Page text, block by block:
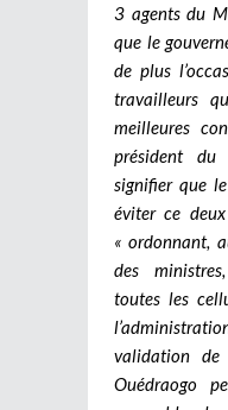
3 agents du
que le
de plus
travailleurs
meilleures
président
signifier que
éviter ce
« ordonnant,
des
toutes les
validation de
Ouédraogo